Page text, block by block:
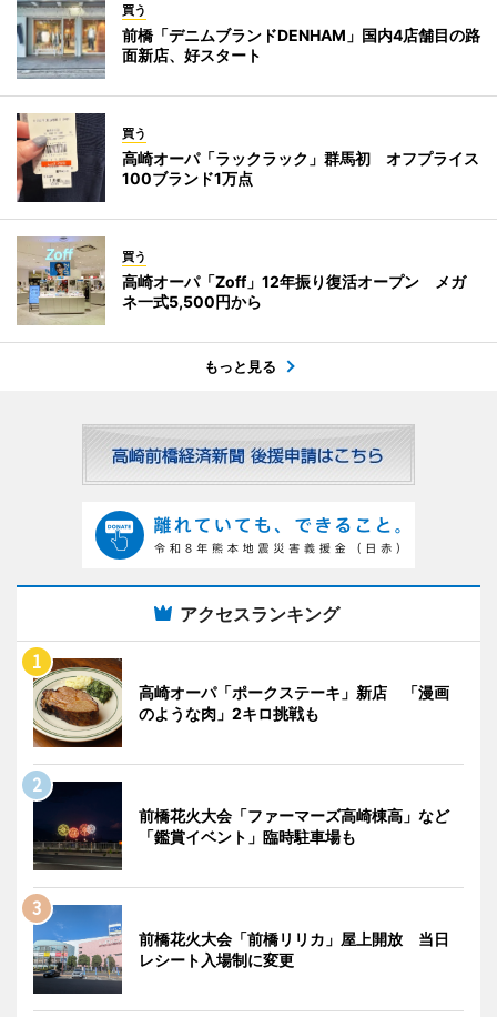
買う
前橋「デニムブランドDENHAM」国内4店舗目の路
面新店、好スタート
買う
高崎オーパ「ラックラック」群馬初 オフプライス
100ブランド1万点
買う
高崎オーパ「Zoff」12年振り復活オープン メガ
ネ一式5,500円から
もっと見る
アクセスランキング
高崎オーパ「ポークステーキ」新店 「漫画
のような肉」2キロ挑戦も
前橋花火大会「ファーマーズ高崎棟高」など
「鑑賞イベント」臨時駐車場も
前橋花火大会「前橋リリカ」屋上開放 当日
レシート入場制に変更